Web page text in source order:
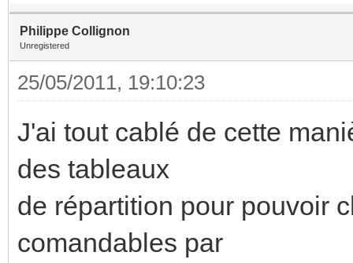
Philippe Collignon
Unregistered
25/05/2011, 19:10:23
J'ai tout cablé de cette
des tableaux
de répartition pour pouvoir
comandables par